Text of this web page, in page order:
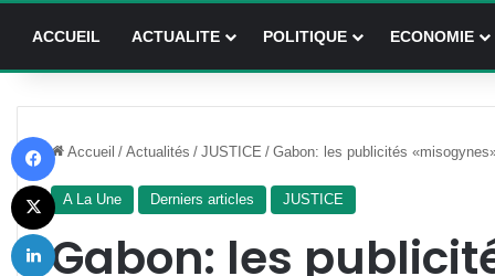
ACCUEIL ACTUALITE POLITIQUE ECONOMIE
Accueil / Actualités / JUSTICE / Gabon: les publicités
A La Une Derniers articles JUSTICE
Gabon: les
X